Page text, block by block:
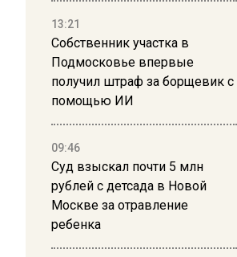
13:21
Собственник участка в
Подмосковье впервые
получил штраф за борщевик с
помощью ИИ
09:46
Суд взыскал почти 5 млн
рублей с детсада в Новой
Москве за отравление
ребенка